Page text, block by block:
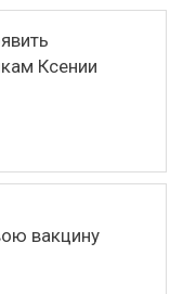
Ксении
вакцину